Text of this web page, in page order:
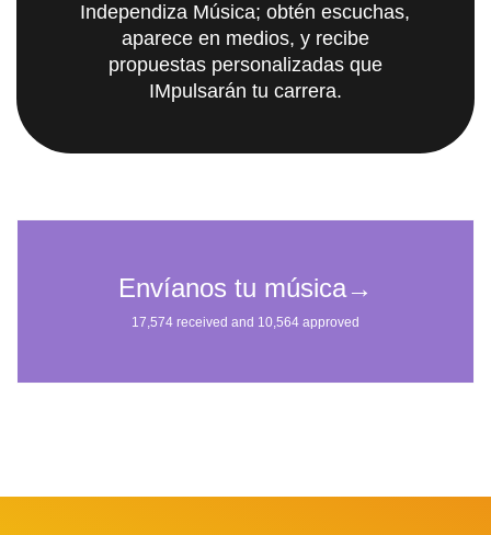
Independiza Música; obtén escuchas,
aparece en medios, y recibe
propuestas personalizadas que
IMpulsarán tu carrera.